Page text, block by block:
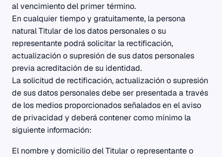
al vencimiento del primer término.
En cualquier tiempo y gratuitamente, la persona
natural Titular de los datos personales o su
representante podrá solicitar la rectificación,
actualización o supresión de sus datos personales
previa acreditación de su identidad.
La solicitud de rectificación, actualización o supresión
de sus datos personales debe ser presentada a través
de los medios proporcionados señalados en el aviso
de privacidad y deberá contener como mínimo la
siguiente información:
El nombre y domicilio del Titular o representante o